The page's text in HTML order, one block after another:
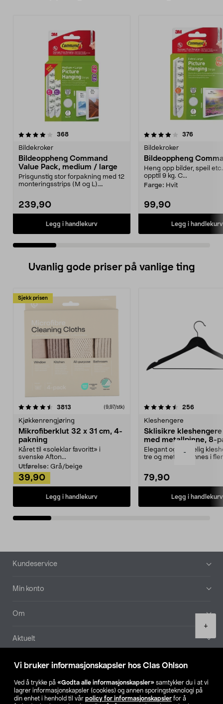
Vi bruker informasjonskapsler hos Clas Ohlson
Ved å trykke på «Godta alle informasjonskapsler» samtykker du i at vi
lagrer informasjonskapsler (cookies) og annen sporingsteknologi på
din enhet i henhold til vår policy for informasjonskapsler for å
-
+
368anmeldelser
Bildekroker
Bildeoppheng Command
Value Pack, medium / large
Prisgunstig stor forpakning med 12
monteringsstrips (M og L).
239,90
Legg i handlekurv
4.0 av 5 stjerner 376
Bildekroker
Bildeoppheng
Heng opp bilder, speil
opptil 9 kg. C...
Farge: Hvit
99,90
Legg i handlekurv
4.0 av 5 stjerner
Uvanlig gode priser på vanlige ting
Sjekk prisen
3813 anmeldelser(9,97/stk)
Kjøkkenrengjøring
Mikrofiberklut 32 x 31 cm, 4-
pakning
Kåret til «soleklar favoritt» i
svenske Afton...
Utførelse: Grå/beige
39,90
Legg i handlekurv
4.5av 5 stjerner 256
Kleshengere
Sklisikre
med metallpinne, 8-
Elegant og skikkelig
tre og metall – finnes i
79,90
Legg i handlekurv
4.5av 5 stjerner
Bunntekst
Kundeservice
Min konto
Om
Aktuelt
Våre selskaper
Finn din butikk